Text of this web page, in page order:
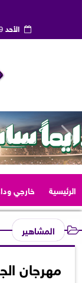
الأحد9 أغسطس 2026
الرئيسية خارجي
المشاهير
مهرجان